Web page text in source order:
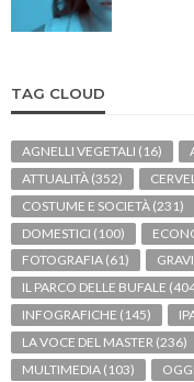
TAG CLOUD
AGNELLI VEGETALI (16)
ATTUALITÀ (352)
COSTUME E SOCIETÀ (231)
DOMESTICI (100)
FOTOGRAFIA (61)
IL PARCO DELLE BUFALE
INFOGRAFICHE (145)
LA VOCE DEL MASTER (236)
MULTIMEDIA (103)